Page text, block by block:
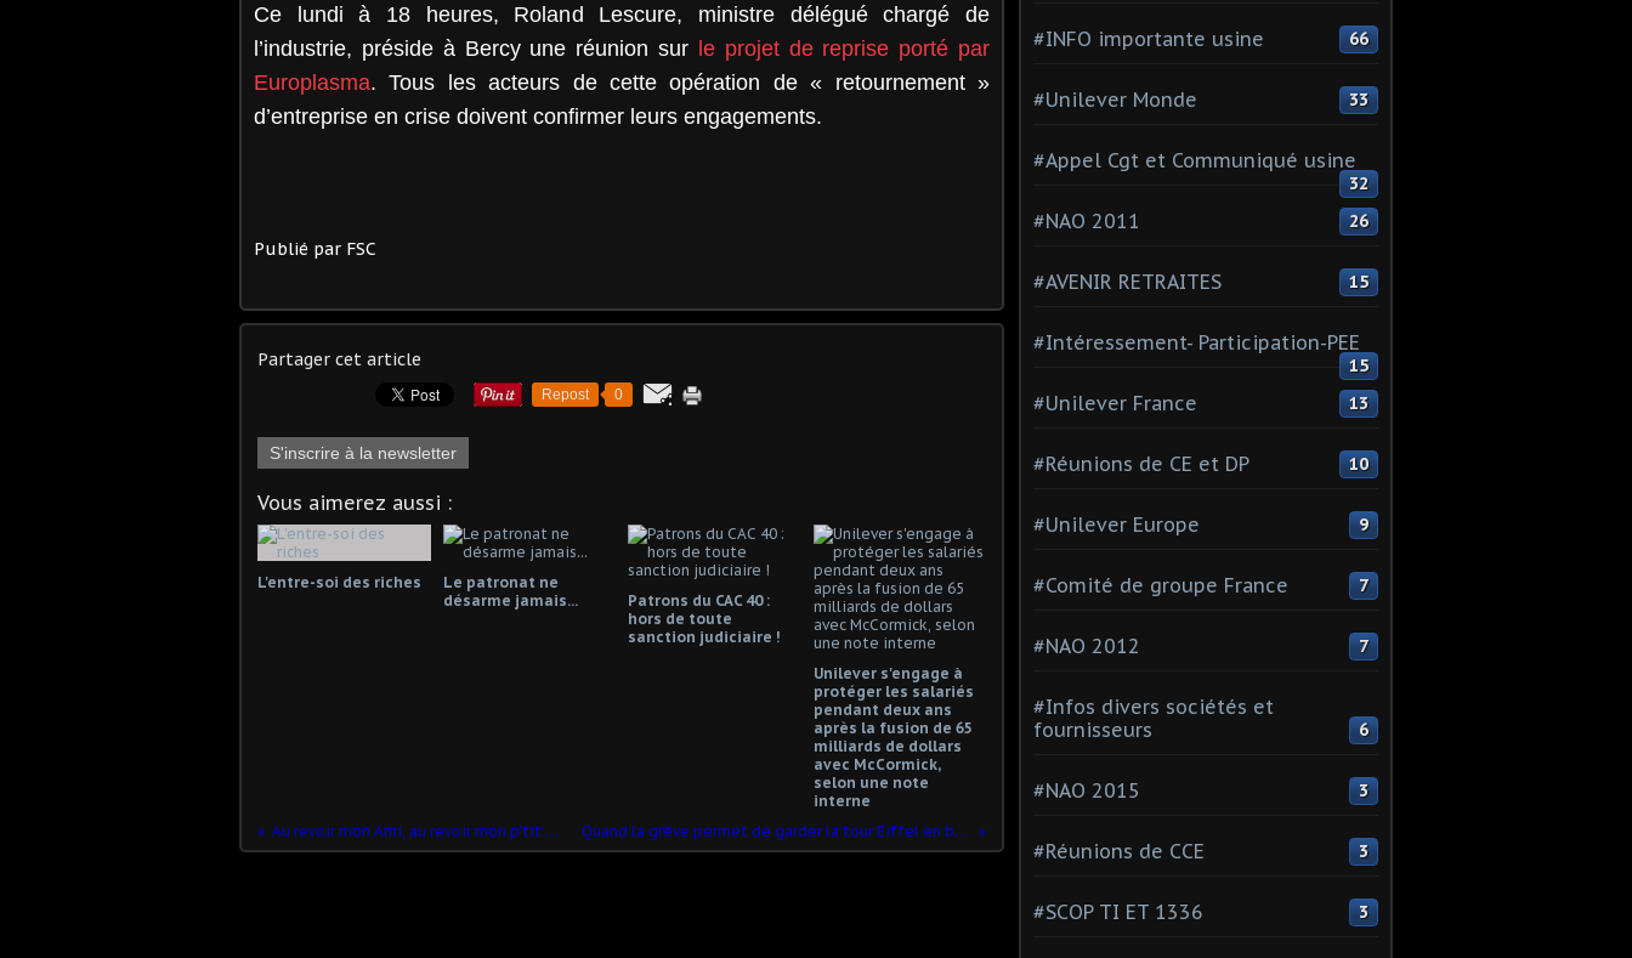
Ce lundi à 18 heures, Roland Lescure, ministre délégué chargé de
l’industrie, préside à Bercy une réunion sur le projet de reprise porté par
Europlasma. Tous les acteurs de cette opération de « retournement »
d’entreprise en crise doivent confirmer leurs engagements.
Publié par FSC
Partager cet article
Repost 0
S'inscrire à la newsletter
Vous aimerez aussi :
L'entre-soi des riches
Le patronat ne
désarme jamais...
Patrons du CAC 40 :
hors de toute
sanction judiciaire !
Unilever s'engage à
protéger les salariés
pendant deux ans
après la fusion de 65
milliards de dollars
avec McCormick,
selon une note
interne
Au revoir mon Ami, au revoir mon p'tit Claude
Quand la grève permet de garder la tour Eiffel en bon état
#INFO importante usine 66
#Unilever Monde 33
#Appel Cgt et Communiqué usine
32
#NAO 2011 26
#AVENIR RETRAITES 15
#Intéressement- Participation-PEE
15
#Unilever France 13
#Réunions de CE et DP 10
#Unilever Europe 9
#Comité de groupe France 7
#NAO 2012 7
#Infos divers sociétés et
fournisseurs
6
#NAO 2015 3
#Réunions de CCE 3
#SCOP TI ET 1336 3